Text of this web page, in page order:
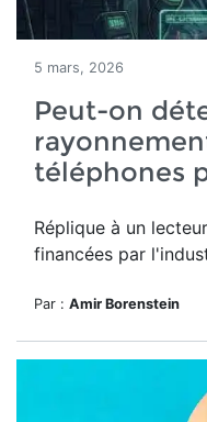
5 mars, 2026
Peut-on
téléphones
Réplique à un
financées par
Par : Amir Borenstein